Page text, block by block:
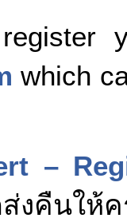
which
–
ห้ครูใ